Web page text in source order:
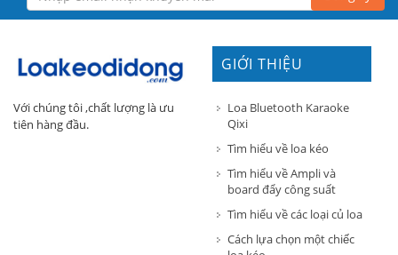
Với chúng tôi ,chất lượng là ưu
tiên hàng đầu.
GIỚI THIỆU
Loa Bluetooth Karaoke
Qixi
Tìm hiểu về loa kéo
Tìm hiểu về Ampli và
board đẩy công suất
Tìm hiểu về các loại củ loa
Cách lựa chọn một chiếc